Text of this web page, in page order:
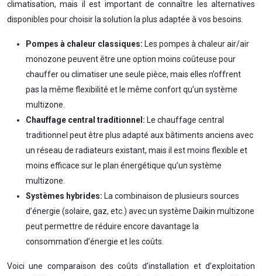
climatisation, mais il est important de connaître les alternatives
disponibles pour choisir la solution la plus adaptée à vos besoins.
Pompes à chaleur classiques: Les pompes à chaleur air/air
monozone peuvent être une option moins coûteuse pour
chauffer ou climatiser une seule pièce, mais elles n’offrent
pas la même flexibilité et le même confort qu’un système
multizone.
Chauffage central traditionnel: Le chauffage central
traditionnel peut être plus adapté aux bâtiments anciens avec
un réseau de radiateurs existant, mais il est moins flexible et
moins efficace sur le plan énergétique qu’un système
multizone.
Systèmes hybrides: La combinaison de plusieurs sources
d’énergie (solaire, gaz, etc.) avec un système Daikin multizone
peut permettre de réduire encore davantage la
consommation d’énergie et les coûts.
Voici une comparaison des coûts d’installation et d’exploitation